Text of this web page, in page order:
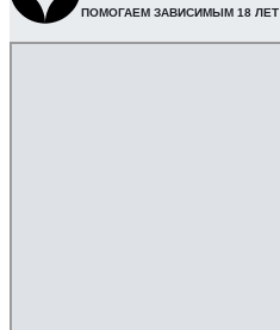
ПОМОГАЕМ ЗАВИСИМЫМ 18 ЛЕТ